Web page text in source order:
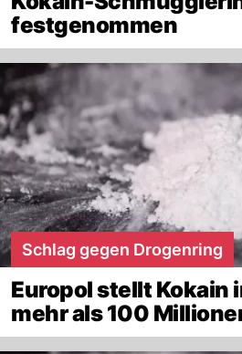
festgenommen
Schlag gegen Drogenring
Europol stellt Kokain
mehr als 100